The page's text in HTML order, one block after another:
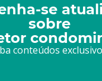
se
sobre
conteúdos